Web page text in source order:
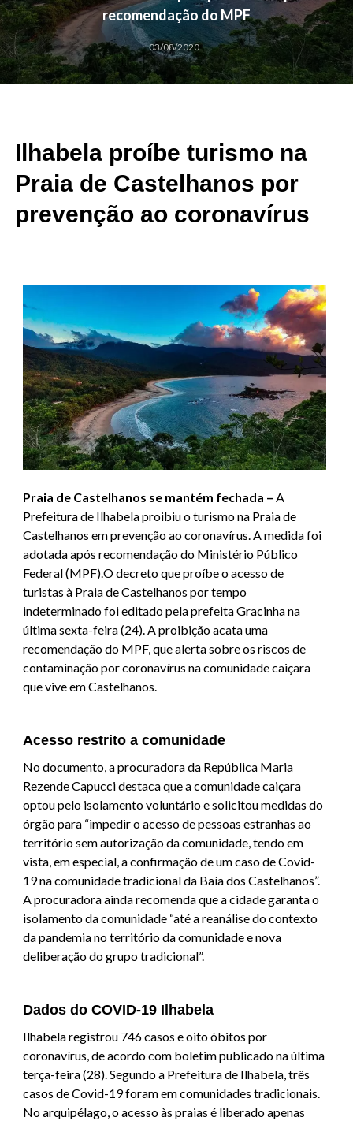
recomendação do MPF
03/08/2020
Ilhabela proíbe turismo na
Praia de Castelhanos por
prevenção ao coronavírus
Praia de Castelhanos se mantém fechada – A
Prefeitura de Ilhabela proibiu o turismo na Praia de
Castelhanos em prevenção ao coronavírus. A medida foi
adotada após recomendação do Ministério Público
Federal (MPF).O decreto que proíbe o acesso de
turistas à Praia de Castelhanos por tempo
indeterminado foi editado pela prefeita Gracinha na
última sexta-feira (24). A proibição acata uma
recomendação do MPF, que alerta sobre os riscos de
contaminação por coronavírus na comunidade caiçara
que vive em Castelhanos.
Acesso restrito a comunidade
No documento, a procuradora da República Maria
Rezende Capucci destaca que a comunidade caiçara
optou pelo isolamento voluntário e solicitou medidas do
órgão para “impedir o acesso de pessoas estranhas ao
território sem autorização da comunidade, tendo em
vista, em especial, a confirmação de um caso de Covid-
19 na comunidade tradicional da Baía dos Castelhanos”.
A procuradora ainda recomenda que a cidade garanta o
isolamento da comunidade “até a reanálise do contexto
da pandemia no território da comunidade e nova
deliberação do grupo tradicional”.
Dados do COVID-19 Ilhabela
Ilhabela registrou 746 casos e oito óbitos por
coronavírus, de acordo com boletim publicado na última
terça-feira (28). Segundo a Prefeitura de Ilhabela, três
casos de Covid-19 foram em comunidades tradicionais.
No arquipélago, o acesso às praias é liberado apenas